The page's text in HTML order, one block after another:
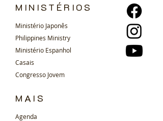
MINISTÉRIOS
Ministério Japonês
Philippines Ministry
Ministério Espanhol
Casais
Congresso Jovem
MAIS
Agenda